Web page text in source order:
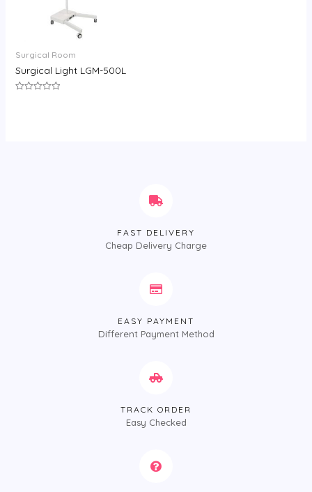
Surgical Room
Surgical Light LGM-500L
FAST DELIVERY
Cheap Delivery Charge
EASY PAYMENT
Different Payment Method
TRACK ORDER
Easy Checked